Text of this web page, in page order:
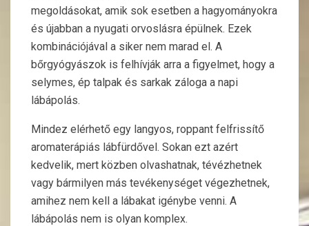
megoldásokat, amik sok esetben a hagyományokra
és újabban a nyugati orvoslásra épülnek. Ezek
kombinációjával a siker nem marad el. A
bőrgyógyászok is felhívják arra a figyelmet, hogy a
selymes, ép talpak és sarkak záloga a napi
lábápolás.
Mindez elérhető egy langyos, roppant felfrissítő
aromaterápiás lábfürdővel. Sokan ezt azért
kedvelik, mert közben olvashatnak, tévézhetnek
vagy bármilyen más tevékenységet végezhetnek,
amihez nem kell a lábakat igénybe venni. A
lábápolás nem is olyan komplex.